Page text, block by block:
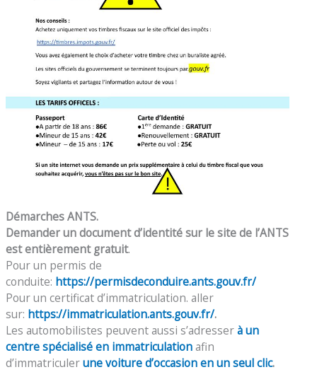
Démarches ANTS.
Demander un document d’identité sur le site de l’ANTS
est entièrement gratuit.
Pour un permis de
conduite: https://permisdeconduire.ants.gouv.fr/
Pour un certificat d’immatriculation. aller
sur: https://immatriculation.ants.gouv.fr/.
Les automobilistes peuvent aussi s’adresserà un
centre spécialisé en immatriculationafin
d’immatriculerune voiture d’occasion en un seul clic.